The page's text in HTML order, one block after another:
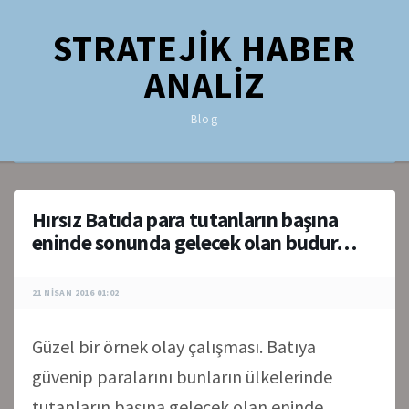
STRATEJİK HABER
ANALİZ
Blog
Hırsız Batıda para tutanların başına
eninde sonunda gelecek olan budur…
21 NISAN 2016 01:02
Güzel bir örnek olay çalışması. Batıya
güvenip paralarını bunların ülkelerinde